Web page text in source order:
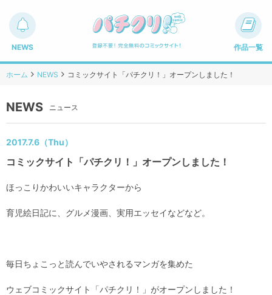
NEWS 作品一覧
ホーム NEWS コミックサイト「パチクリ！」オープンしました！
NEWS ニュース
2017.7.6（Thu）
コミックサイト「パチクリ！」オープンしました！
ほっこりかわいいキャラクターから
育児絵日記に、グルメ漫画、実用エッセイなどなど。
毎日ちょこっと読んでいやされるマンガを集めた
ウェブコミックサイト「パチクリ！」がオープンしました！